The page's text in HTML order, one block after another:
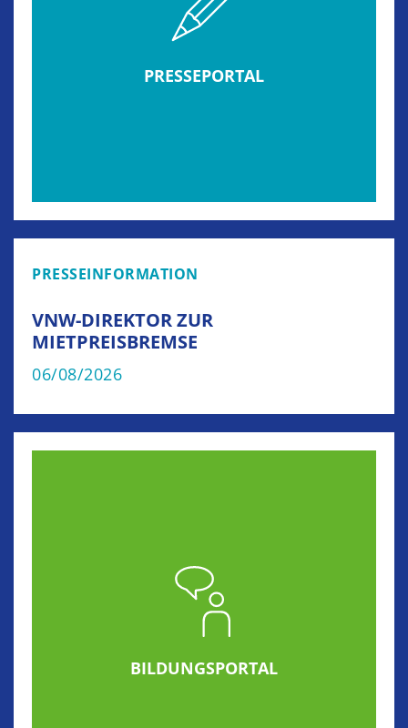
PRESSEPORTAL
PRESSEINFORMATION
VNW-DIREKTOR ZUR
MIETPREISBREMSE
06/08/2026
BILDUNGSPORTAL